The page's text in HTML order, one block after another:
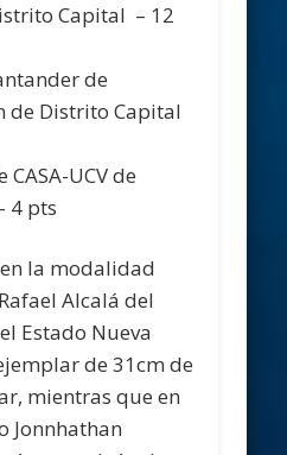
Capital – 12
de
de Distrito Capital
UCV de
4 pts
en la modalidad
Alcalá del
Estado Nueva
de 31cm de
mientras que en
Jonnhathan